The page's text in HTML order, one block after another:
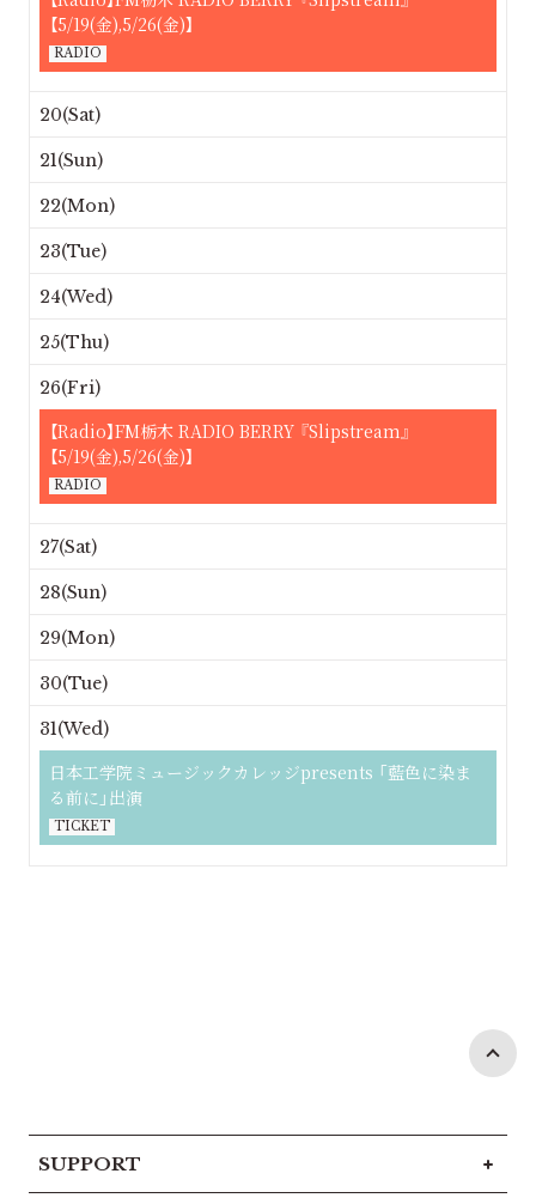
【5/19(金),5/26(金)】
RADIO
20(Sat)
21(Sun)
22(Mon)
23(Tue)
24(Wed)
25(Thu)
26(Fri)
【Radio】FM栃木 RADIO BERRY 『Slipstream』
【5/19(金),5/26(金)】
RADIO
27(Sat)
28(Sun)
29(Mon)
30(Tue)
31(Wed)
日本工学院ミュージックカレッジpresents 「藍色に染ま
る前に」出演
TICKET
SUPPORT